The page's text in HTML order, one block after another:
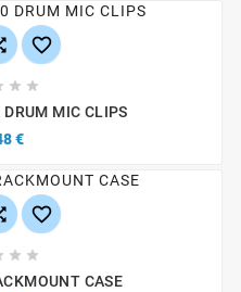

 
MIC CLIPS
€

 
CASE